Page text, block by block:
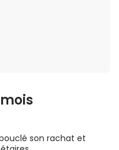
son rachat et